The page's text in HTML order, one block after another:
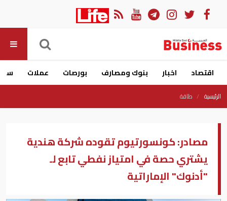
اقتصاد اخبار بنوك ومصارف بورصات عملات
الرئيسية طاقة
مصادر: كونسورتيوم تقوده شركة هندية
يشتري حصة في امتياز نفطي تابع لـ
"أدنوك" الإماراتية